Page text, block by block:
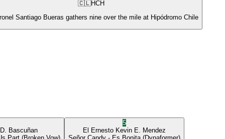
🇨🇱HCH
Santiago Bueras gathers nine over the mile at Hipódromo Chile
Bascuñan
5
El Ernesto Kevin E. Mendez